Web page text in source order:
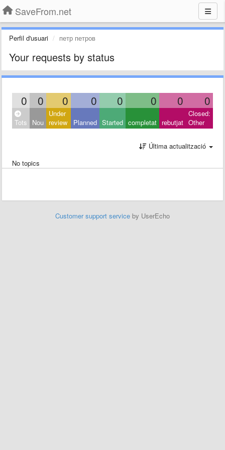
SaveFrom.net
Perfil d'usuari петр петров
Your requests by status
0 0 0 0 0 0 0 0
Tots Nou
Under
review
Planned Started completat rebutjat
Closed:
Other
Última actualització
No topics
Customer support service by UserEcho